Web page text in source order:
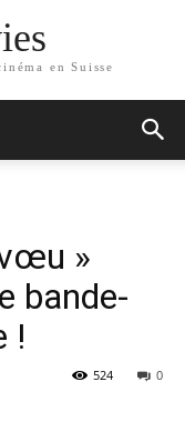
en Suisse
»
bande-
!
0
524